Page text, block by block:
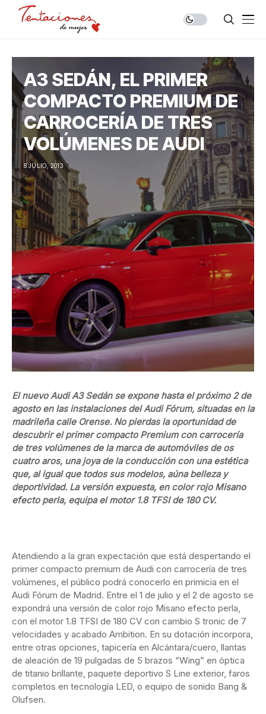
A3 SEDÁN, EL PRIMER
COMPACTO PREMIUM DE
CARROCERÍA DE TRES
VOLÚMENES DE AUDI
8 JULIO, 2013
El nuevo Audi A3 Sedán se expone hasta el próximo 2 de
agosto en las instalaciones del Audi Fórum, situadas en la
madrileña calle Orense. No pierdas la oportunidad de
descubrir el primer compacto Premium con carrocería
de tres volúmenes de la marca de automóviles de os
cuatro aros, una joya de la conducción con una estética
que, al igual que todos sus modelos, aúna belleza y
deportividad. La versión expuesta, en color rojo Misano
efecto perla, equipa el motor 1.8 TFSI de 180 CV.
Atendiendo a la gran expectación que está despertando el
primer compacto premium de Audi con carrocería de tres
volúmenes, el público podrá conocerlo en primicia en el
Audi Fórum de Madrid. Entre el 1 de julio y el 2 de agosto se
expondrá una versión de color rojo Misano efecto perla,
con el motor 1.8 TFSI de 180 CV con cambio S tronic de 7
velocidades y acabado Ambition. En su dotación incorpora,
entre otras opciones, tapicería en Alcántara/cuero, llantas
de aleación de 19 pulgadas de 5 brazos “Wing” en óptica
de titanio brillante, paquete deportivo S Line exterior, faros
completos en tecnología LED, o equipo de sonido Bang &
Olufsen.